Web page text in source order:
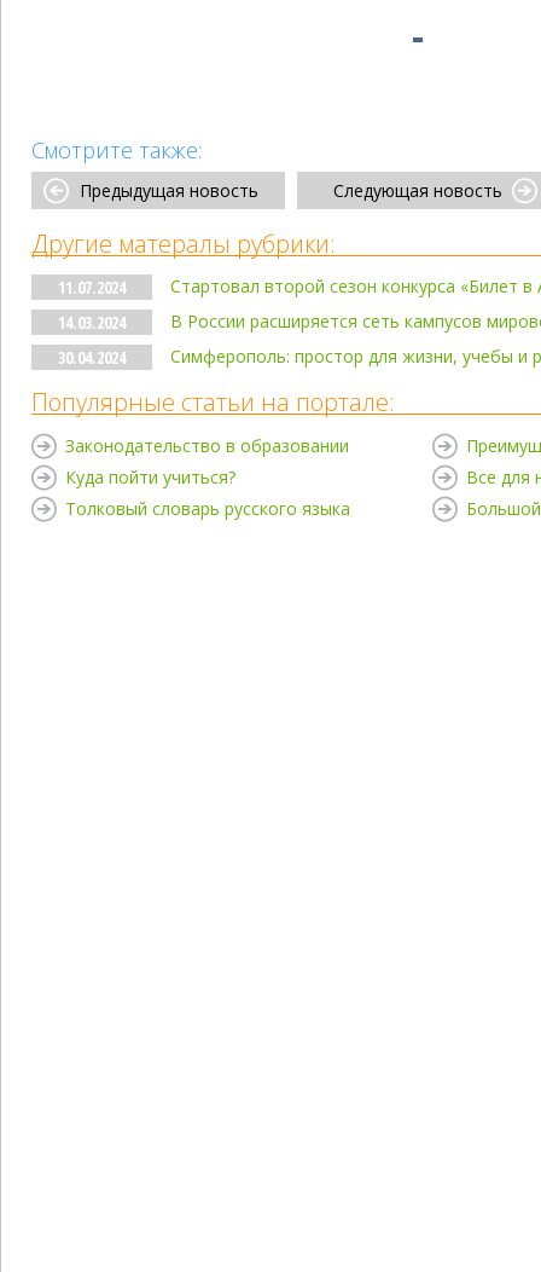
Смотрите также:
Предыдущая новость Следующая новость
Другие матералы рубрики:
11.07.2024
Стартовал второй сезон конкурса «Билет в
14.03.2024
В России расширяется сеть кампусов
30.04.2024
Симферополь: простор для жизни, учебы и
Популярные статьи на портале:
Законодательство в образовании
Куда пойти учиться?
Толковый словарь русского языка
Все для
Большой